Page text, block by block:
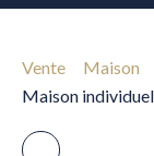
Vente Maison
Maison